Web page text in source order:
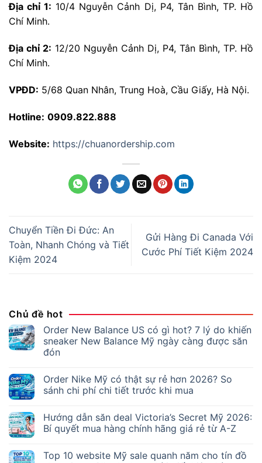
Địa chỉ 1: 10/4 Nguyễn Cảnh Dị, P4, Tân Bình, TP. Hồ
Chí Minh.
Địa chỉ 2: 12/20 Nguyễn Cảnh Dị, P4, Tân Bình, TP. Hồ
Chí Minh.
VPĐD: 5/68 Quan Nhân, Trung Hoà, Cầu Giấy, Hà Nội.
Hotline: 0909.822.888
Website: https://chuanordership.com
Chuyển Tiền Đi Đức: An
Toàn, Nhanh Chóng và Tiết
Kiệm 2024
Gửi Hàng Đi Canada Với
Cước Phí Tiết Kiệm 2024
Chủ đề hot
Order New Balance US có gì hot? 7 lý do khiến
sneaker New Balance Mỹ ngày càng được săn
đón
Order Nike Mỹ có thật sự rẻ hơn 2026? So
sánh chi phí chi tiết trước khi mua
Hướng dẫn săn deal Victoria’s Secret Mỹ 2026:
Bí quyết mua hàng chính hãng giá rẻ từ A-Z
Top 10 website Mỹ sale quanh năm cho tín đồ